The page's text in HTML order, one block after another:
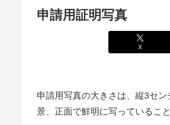
申請用証明写真
X
申請用写真の大きさは、縦3セ
景、正面で鮮明に写っているこ